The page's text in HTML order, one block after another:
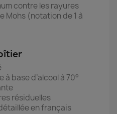
contre les rayures
Mohs (notation de 1 à
base d’alcool à 70°
résiduelles
en français